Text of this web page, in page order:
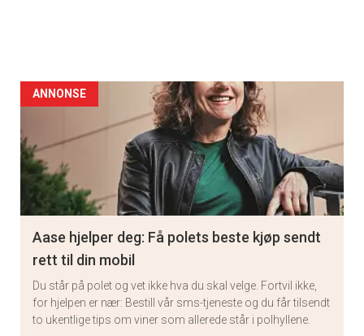
ANNONSE
Aase hjelper deg: Få polets beste kjøp sendt
rett til din mobil
Du står på polet og vet ikke hva du skal velge. Fortvil ikke,
for hjelpen er nær: Bestill vår sms-tjeneste og du får tilsendt
to ukentlige tips om viner som allerede står i polhyllene.